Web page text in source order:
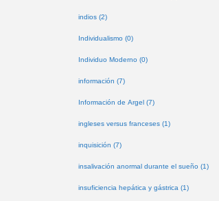
indios (2)
Individualismo (0)
Individuo Moderno (0)
información (7)
Información de Argel (7)
ingleses versus franceses (1)
inquisición (7)
insalivación anormal durante el sueño (1)
insuficiencia hepática y gástrica (1)